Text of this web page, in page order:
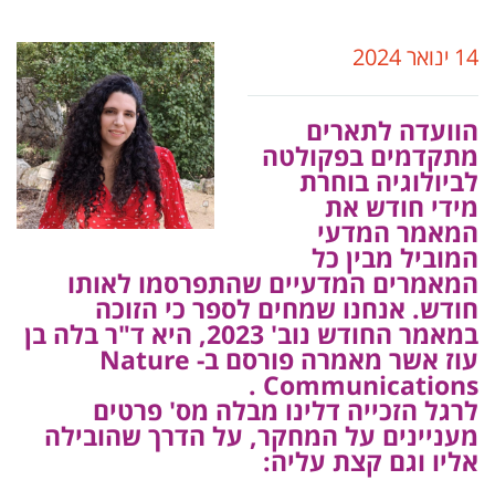
14 ינואר 2024
הוועדה לתארים
מתקדמים בפקולטה
לביולוגיה בוחרת
מידי חודש את
המאמר המדעי
המוביל מבין כל
המאמרים המדעיים שהתפרסמו לאותו
חודש. אנחנו שמחים לספר כי הזוכה
במאמר החודש נוב' 2023, היא ד"ר בלה בן
עוז אשר מאמרה פורסם ב- Nature
Communications .
לרגל הזכייה דלינו מבלה מס' פרטים
מעניינים על המחקר, על הדרך שהובילה
אליו וגם קצת עליה: